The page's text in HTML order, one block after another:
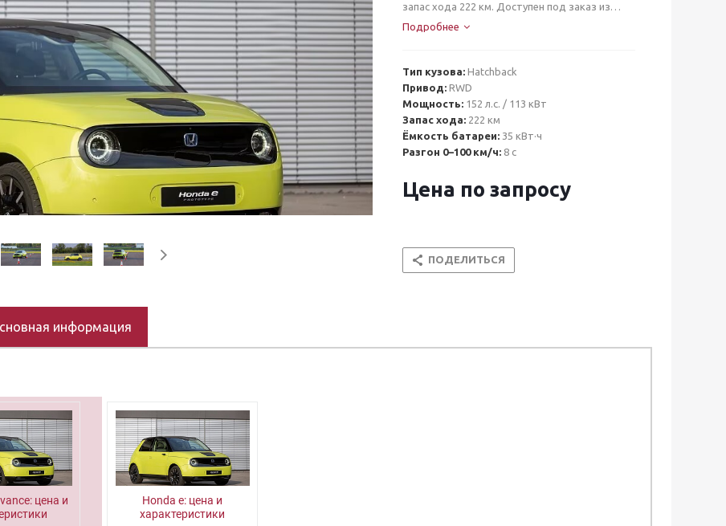
запас хода 222 км. Доступен под заказ из
Китая, цена под ключ.
Подробнее
Тип кузова: Hatchback
Привод: RWD
Мощность: 152 л.с. / 113 кВт
Запас хода: 222 км
Ёмкость батареи: 35 кВт·ч
Разгон 0–100 км/ч: 8 с
Цена по запросу
ПОДЕЛИТЬСЯ
информация
цена и
Honda e: цена и
характеристики